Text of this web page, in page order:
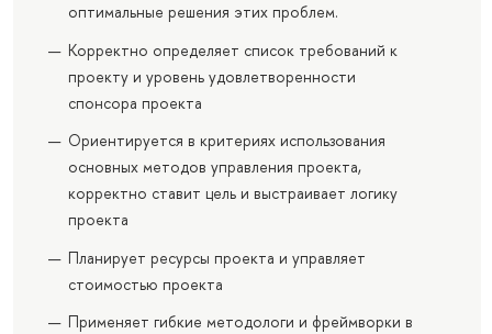
оптимальные решения этих проблем.
Корректно определяет список требований к
проекту и уровень удовлетворенности
спонсора проекта
Ориентируется в критериях использования
основных методов управления проекта,
корректно ставит цель и выстраивает логику
проекта
Планирует ресурсы проекта и управляет
стоимостью проекта
Применяет гибкие методологи и фреймворки в